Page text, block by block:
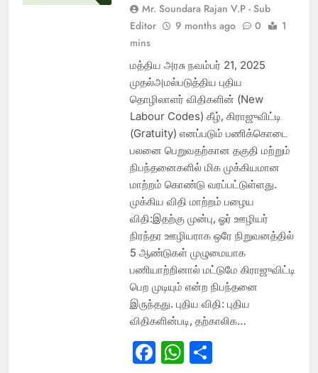
Mr. Soundara Rajan V.P - Sub
Editor
9 months ago 0
1
mins
மத்திய அரசு நவம்பர் 21, 2025
முதல்அமல்படுத்திய புதிய
தொழிலாளர் விதிகளின் (New
Labour Codes) கீழ், கிராஜுவிட்டி
(Gratuity) எனப்படும் பணிக்கொடை
பலனை பெறுவதற்கான தகுதி மற்றும்
நிபந்தனைகளில் மிக முக்கியமான
மாற்றம் கொண்டு வரப்பட்டுள்ளது.
முக்கிய விதி மாற்றம் பழைய
விதி:இதற்கு முன்பு, ஓர் ஊழியர்
நிரந்தர ஊழியராக ஒரே நிறுவனத்தில்
5 ஆண்டுகள் முழுமையாக
பணியாற்றினால் மட்டுமே கிராஜுவிட்டி
பெற முடியும் என்ற நிபந்தனை
இருந்தது. புதிய விதி: புதிய
விதிகளின்படி, தற்காலிக…
Facebook
WhatsApp
Share